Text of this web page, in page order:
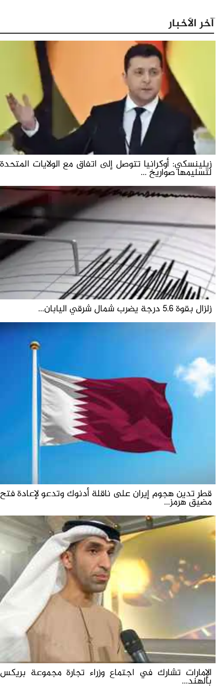
آخر الأخبار
زيلينسكي: أوكرانيا تتوصل إلى اتفاق مع الولايات المتحدة
لتسليمها صواريخ ...
زلزال بقوة 5.6 درجة يضرب شمال شرقي اليابان...
قطر تدين هجوم إيران على ناقلة أدنوك وتدعو لإعادة فتح
مضيق هرمز...
الإمارات تشارك في اجتماع وزراء تجارة مجموعة بريكس
بالهند...